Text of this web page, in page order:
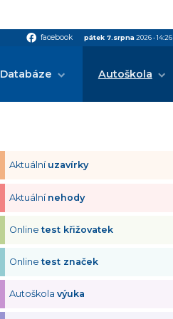
facebook facebook pátek 7.srpna 2026•14:26
Databáze Autoškola
Aktuální uzavírky
Aktuální nehody
Onlinetest křižovatek
Onlinetest značek
Autoškolavýuka